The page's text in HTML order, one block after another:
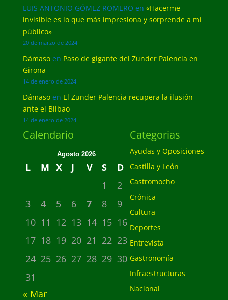
LUIS ANTONIO GÓMEZ ROMERO en «Hacerme
invisible es lo que más impresiona y sorprende a mi
público»
20 de marzo de 2024
Dámasoen Paso de gigante del Zunder Palencia en
Girona
14 de enero de 2024
Dámasoen El Zunder Palencia recupera la ilusión
ante el Bilbao
14 de enero de 2024
Calendario
Agosto 2026
L M X J V S
D
1
2
3
4 5 6 7 8
9
10 11 12 13 14 15 16
17 18 19 20 21 22 23
24 25 26 27 28 29 30
31
« Mar
Categorias
Ayudas y Oposiciones
Castilla y León
Castromocho
Crónica
Cultura
Deportes
Entrevista
Gastronomía
Infraestructuras
Nacional